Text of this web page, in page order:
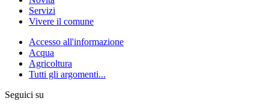
Servizi
Vivere il comune
Accesso all'informazione
Acqua
Agricoltura
Tutti gli argomenti...
Seguici su